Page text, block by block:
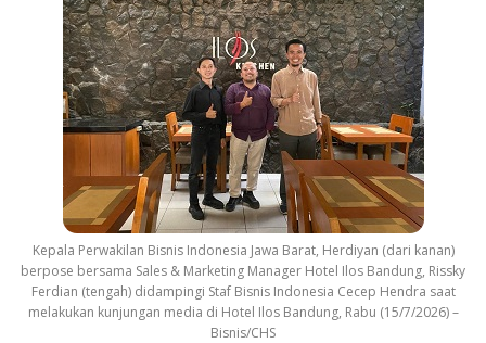
Kepala Perwakilan Bisnis Indonesia Jawa Barat, Herdiyan (dari kanan)
berpose bersama Sales & Marketing Manager Hotel Ilos Bandung, Rissky
Ferdian (tengah) didampingi Staf Bisnis Indonesia Cecep Hendra saat
melakukan kunjungan media di Hotel Ilos Bandung, Rabu (15/7/2026) –
Bisnis/CHS